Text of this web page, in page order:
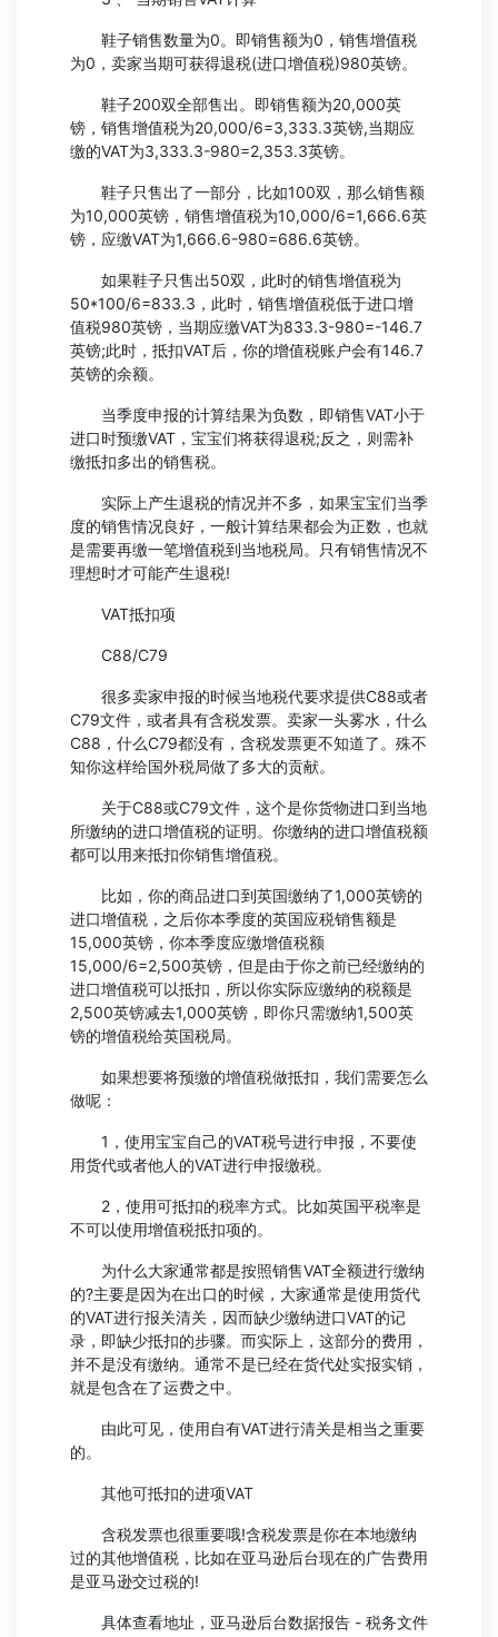
鞋子销售数量为0。即销售额为0，销售增值税
为0，卖家当期可获得退税(进口增值税)980英镑。
鞋子200双全部售出。即销售额为20,000英
镑，销售增值税为20,000/6=3,333.3英镑,当期应
缴的VAT为3,333.3-980=2,353.3英镑。
鞋子只售出了一部分，比如100双，那么销售额
为10,000英镑，销售增值税为10,000/6=1,666.6英
镑，应缴VAT为1,666.6-980=686.6英镑。
如果鞋子只售出50双，此时的销售增值税为
50*100/6=833.3，此时，销售增值税低于进口增
值税980英镑，当期应缴VAT为833.3-980=-146.7
英镑;此时，抵扣VAT后，你的增值税账户会有146.7
英镑的余额。
当季度申报的计算结果为负数，即销售VAT小于
进口时预缴VAT，宝宝们将获得退税;反之，则需补
缴抵扣多出的销售税。
实际上产生退税的情况并不多，如果宝宝们当季
度的销售情况良好，一般计算结果都会为正数，也就
是需要再缴一笔增值税到当地税局。只有销售情况不
理想时才可能产生退税!
VAT抵扣项
C88/C79
很多卖家申报的时候当地税代要求提供C88或者
C79文件，或者具有含税发票。卖家一头雾水，什么
C88，什么C79都没有，含税发票更不知道了。殊不
知你这样给国外税局做了多大的贡献。
关于C88或C79文件，这个是你货物进口到当地
所缴纳的进口增值税的证明。你缴纳的进口增值税额
都可以用来抵扣你销售增值税。
比如，你的商品进口到英国缴纳了1,000英镑的
进口增值税，之后你本季度的英国应税销售额是
15,000英镑，你本季度应缴增值税额
15,000/6=2,500英镑，但是由于你之前已经缴纳的
进口增值税可以抵扣，所以你实际应缴纳的税额是
2,500英镑减去1,000英镑，即你只需缴纳1,500英
镑的增值税给英国税局。
如果想要将预缴的增值税做抵扣，我们需要怎么
做呢：
1，使用宝宝自己的VAT税号进行申报，不要使
用货代或者他人的VAT进行申报缴税。
2，使用可抵扣的税率方式。比如英国平税率是
不可以使用增值税抵扣项的。
为什么大家通常都是按照销售VAT全额进行缴纳
的?主要是因为在出口的时候，大家通常是使用货代
的VAT进行报关清关，因而缺少缴纳进口VAT的记
录，即缺少抵扣的步骤。而实际上，这部分的费用，
并不是没有缴纳。通常不是已经在货代处实报实销，
就是包含在了运费之中。
由此可见，使用自有VAT进行清关是相当之重要
的。
其他可抵扣的进项VAT
含税发票也很重要哦!含税发票是你在本地缴纳
过的其他增值税，比如在亚马逊后台现在的广告费用
是亚马逊交过税的!
具体查看地址，亚马逊后台数据报告 - 税务文件